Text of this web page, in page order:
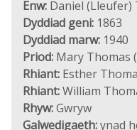
Enw: Daniel (Lleufer)
Dyddiad geni: 1863
Dyddiad marw: 1940
Priod: Mary Thomas
Rhiant: Esther
Rhiant:William
Rhyw:Gwryw
Galwedigaeth:ynad